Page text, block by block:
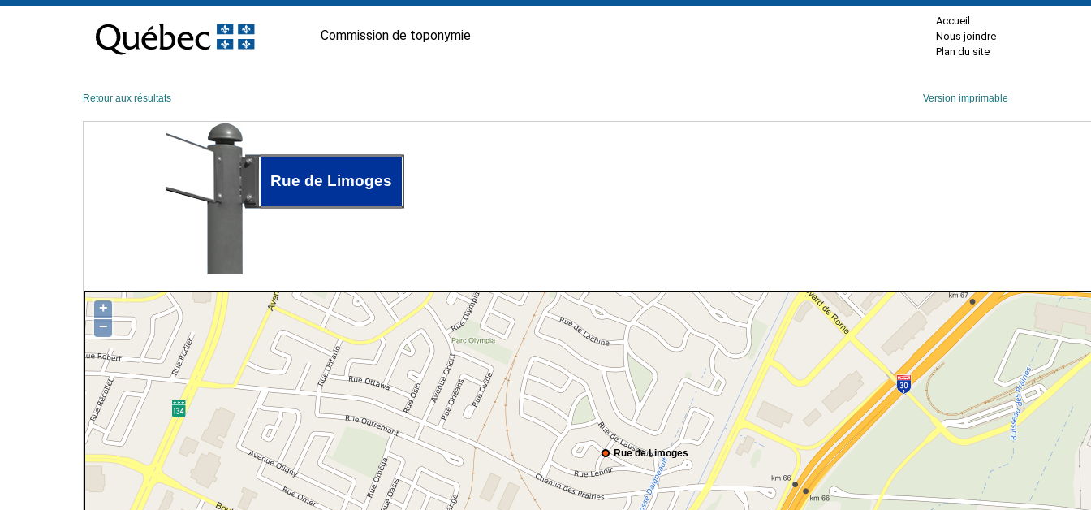
contenu
Commission de toponymie
Accueil
Nous joindre
Plan du site
Retour aux résultats Version imprimable
Rue de Limoges
Rue de Limoges
+
−